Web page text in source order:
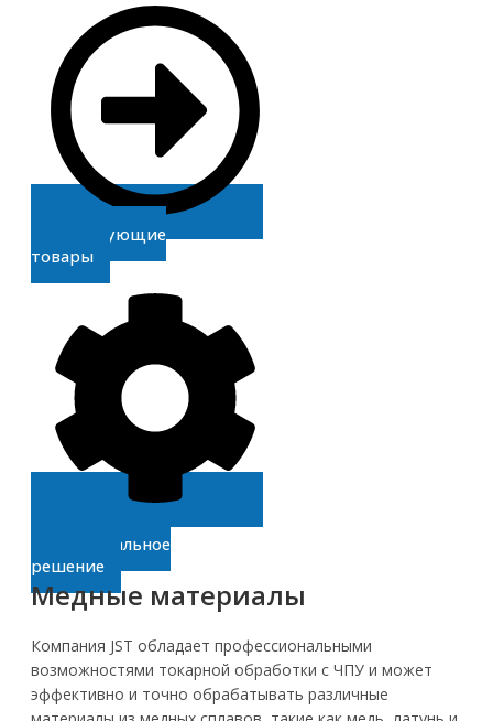
Сопутствующие
товары
индивидуальное
решение
Медные материалы
Компания JST обладает профессиональными
возможностями токарной обработки с ЧПУ и может
эффективно и точно обрабатывать различные